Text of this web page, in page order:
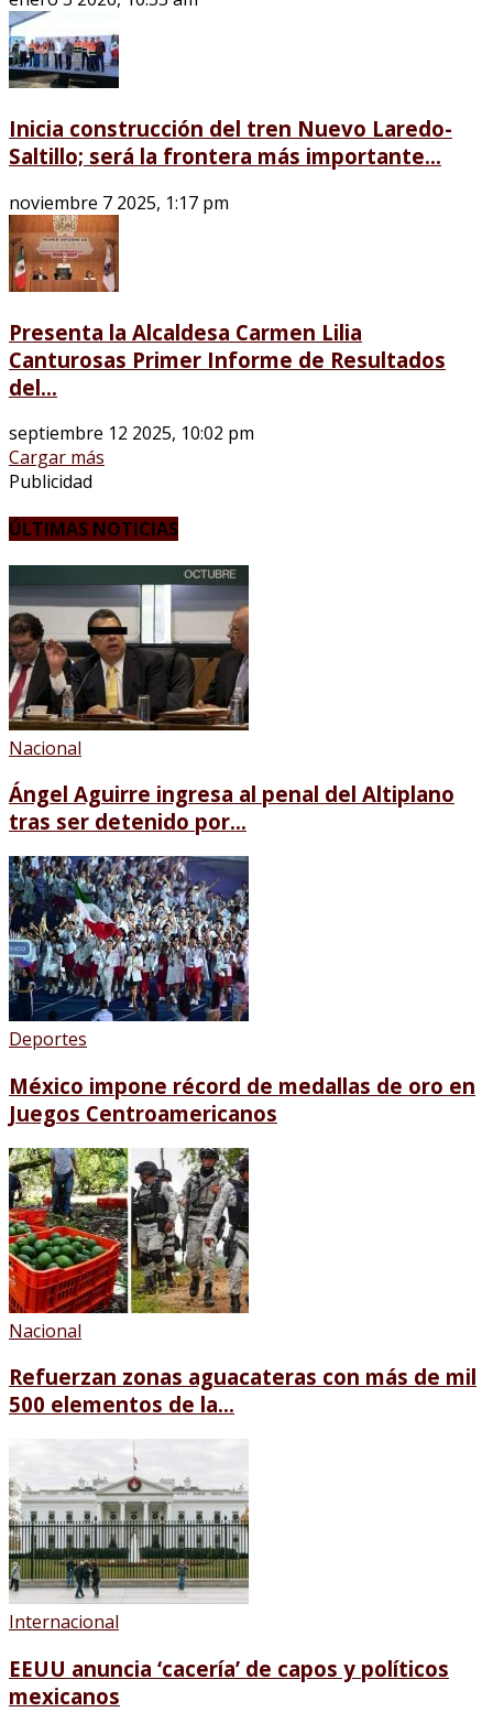
Inicia construcción del tren Nuevo Laredo-
Saltillo; será la frontera más importante...
noviembre 7 2025, 1:17 pm
Presenta la Alcaldesa Carmen Lilia
Canturosas Primer Informe de Resultados
del...
septiembre 12 2025, 10:02 pm
Cargar más
Publicidad
ÚLTIMAS NOTICIAS
Nacional
Ángel Aguirre ingresa al penal del Altiplano
tras ser detenido por...
Deportes
México impone récord de medallas de oro en
Juegos Centroamericanos
Nacional
Refuerzan zonas aguacateras con más de mil
500 elementos de la...
Internacional
EEUU anuncia ‘cacería’ de capos y políticos
mexicanos